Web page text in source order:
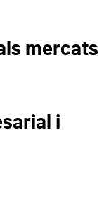
mercats
i